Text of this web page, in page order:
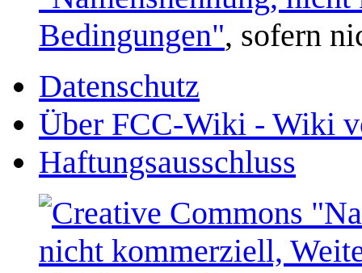
Bedingungen", sofern
Datenschutz
Über FCC-Wiki - Wiki
Haftungsausschluss